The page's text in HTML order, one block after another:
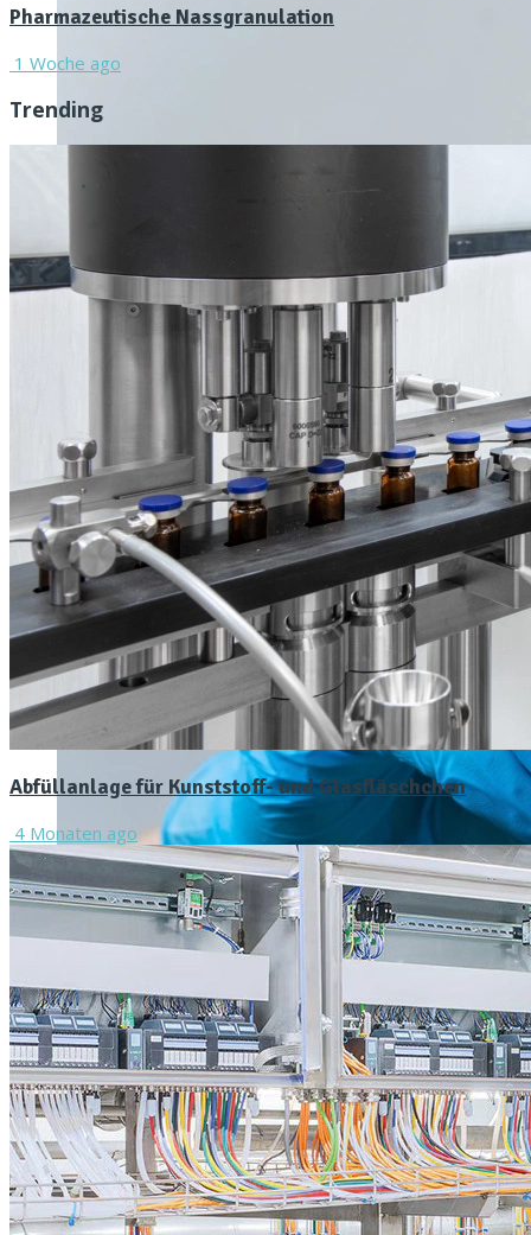
Keimfreie Medikamenten-Herstellung
10. März 2026
Die hohen Anforderungen der Pharmaindustrie an
Pharmazeutische Nassgranulation
1 Woche ago
Trending
Abfüllanlage für Kunststoff- und Glasfläschchen
4 Monaten ago